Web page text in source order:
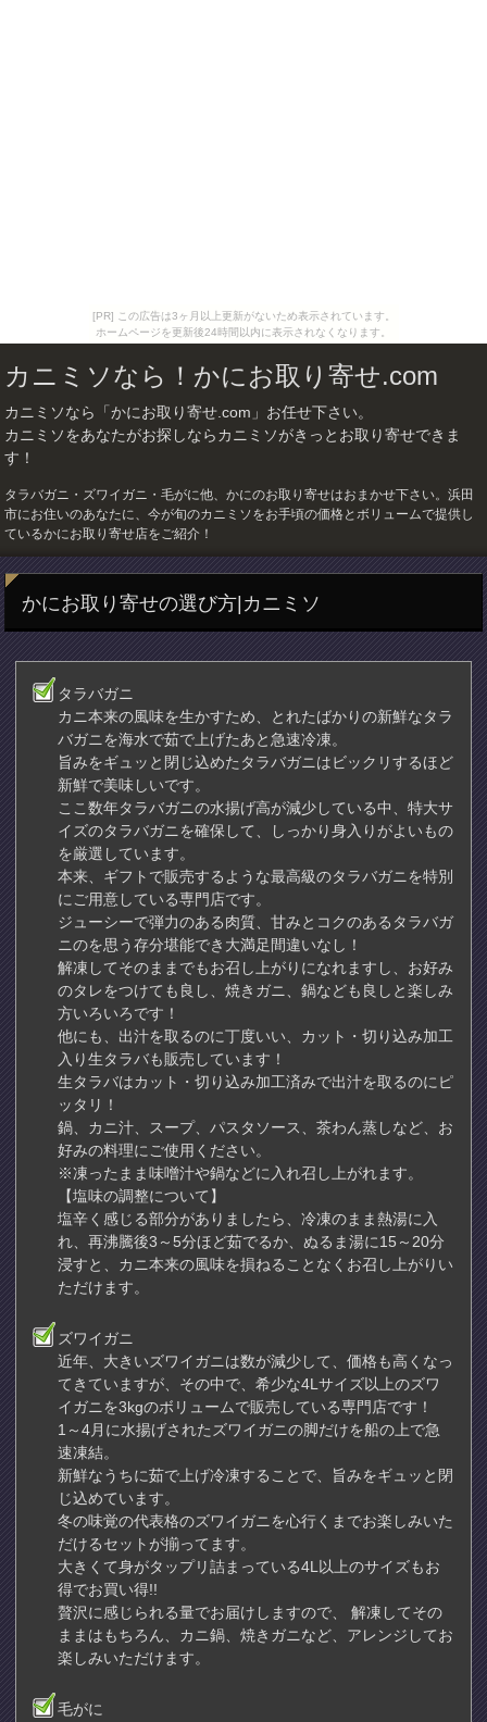
[PR] この広告は3ヶ月以上更新がないため表示されています。
ホームページを更新後24時間以内に表示されなくなります。
カニミソなら！かにお取り寄せ.com
カニミソなら「かにお取り寄せ.com」お任せ下さい。
カニミソをあなたがお探しならカニミソがきっとお取り寄せできま
す！
タラバガニ・ズワイガニ・毛がに他、かにのお取り寄せはおまかせ下さい。浜田
市にお住いのあなたに、今が旬のカニミソをお手頃の価格とボリュームで提供し
ているかにお取り寄せ店をご紹介！
かにお取り寄せの選び方|カニミソ
タラバガニ
カニ本来の風味を生かすため、とれたばかりの新鮮なタラ
バガニを海水で茹で上げたあと急速冷凍。
旨みをギュッと閉じ込めたタラバガニはビックリするほど
新鮮で美味しいです。
ここ数年タラバガニの水揚げ高が減少している中、特大サ
イズのタラバガニを確保して、しっかり身入りがよいもの
を厳選しています。
本来、ギフトで販売するような最高級のタラバガニを特別
にご用意している専門店です。
ジューシーで弾力のある肉質、甘みとコクのあるタラバガ
ニのを思う存分堪能でき大満足間違いなし！
解凍してそのままでもお召し上がりになれますし、お好み
のタレをつけても良し、焼きガニ、鍋なども良しと楽しみ
方いろいろです！
他にも、出汁を取るのに丁度いい、カット・切り込み加工
入り生タラバも販売しています！
生タラバはカット・切り込み加工済みで出汁を取るのにピ
ッタリ！
鍋、カニ汁、スープ、パスタソース、茶わん蒸しなど、お
好みの料理にご使用ください。
※凍ったまま味噌汁や鍋などに入れ召し上がれます。
【塩味の調整について】
塩辛く感じる部分がありましたら、冷凍のまま熱湯に入
れ、再沸騰後3～5分ほど茹でるか、ぬるま湯に15～20分
浸すと、カニ本来の風味を損ねることなくお召し上がりい
ただけます。
ズワイガニ
近年、大きいズワイガニは数が減少して、価格も高くなっ
てきていますが、その中で、希少な4Lサイズ以上のズワ
イガニを3kgのボリュームで販売している専門店です！
1～4月に水揚げされたズワイガニの脚だけを船の上で急
速凍結。
新鮮なうちに茹で上げ冷凍することで、旨みをギュッと閉
じ込めています。
冬の味覚の代表格のズワイガニを心行くまでお楽しみいた
だけるセットが揃ってます。
大きくて身がタップリ詰まっている4L以上のサイズもお
得でお買い得!!
贅沢に感じられる量でお届けしますので、 解凍してその
ままはもちろん、カニ鍋、焼きガニなど、アレンジしてお
楽しみいただけます。
毛がに